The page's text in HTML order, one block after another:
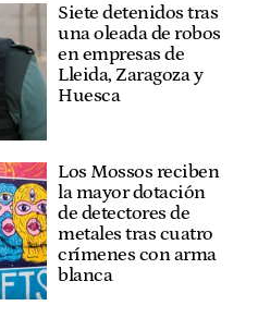
Siete detenidos tras
una oleada de robos
en empresas de
Lleida, Zaragoza y
Huesca
Los Mossos reciben
la mayor dotación
de detectores de
metales tras cuatro
crímenes con arma
blanca